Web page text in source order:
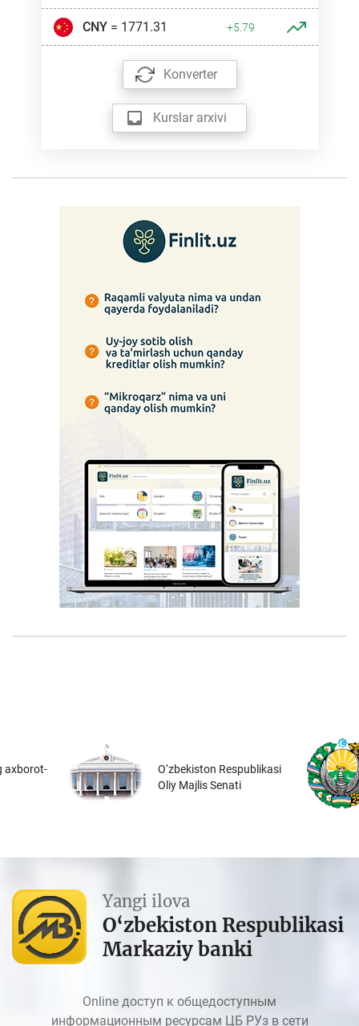
CNY= 1771.31 +5.79
Konverter
Kurslar arxivi
axborot-
O‘zbekiston Respublikasi
Oliy Majlis Senati
Yangi ilova
O‘zbekiston Respublikasi
Markaziy banki
Online доступ к общедоступным
информационным ресурсам ЦБ РУз в сети